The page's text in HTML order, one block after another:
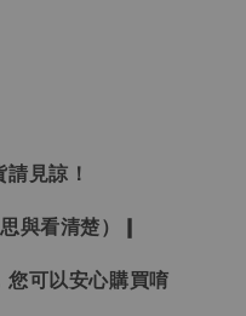
見諒！
與看清楚）❙
您可以安心購買唷